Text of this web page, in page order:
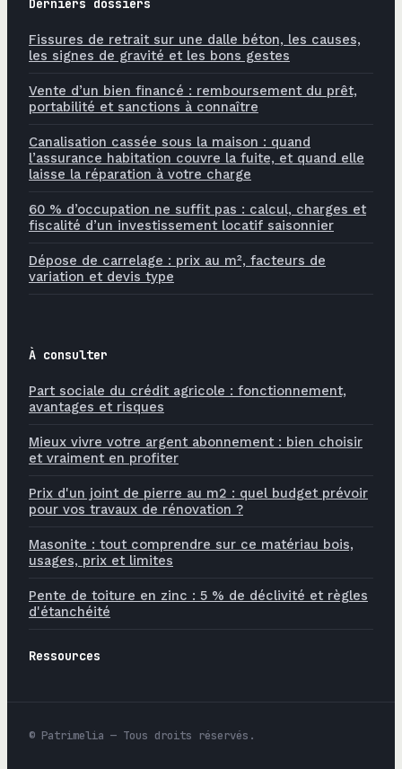
Derniers dossiers
Fissures de retrait sur une dalle béton, les causes,
les signes de gravité et les bons gestes
Vente d’un bien financé : remboursement du prêt,
portabilité et sanctions à connaître
Canalisation cassée sous la maison : quand
l’assurance habitation couvre la fuite, et quand elle
laisse la réparation à votre charge
60 % d’occupation ne suffit pas : calcul, charges et
fiscalité d’un investissement locatif saisonnier
Dépose de carrelage : prix au m², facteurs de
variation et devis type
À consulter
Part sociale du crédit agricole : fonctionnement,
avantages et risques
Mieux vivre votre argent abonnement : bien choisir
et vraiment en profiter
Prix d'un joint de pierre au m2 : quel budget prévoir
pour vos travaux de rénovation ?
Masonite : tout comprendre sur ce matériau bois,
usages, prix et limites
Pente de toiture en zinc : 5 % de déclivité et règles
d'étanchéité
Ressources
© Patrimelia — Tous droits réservés.